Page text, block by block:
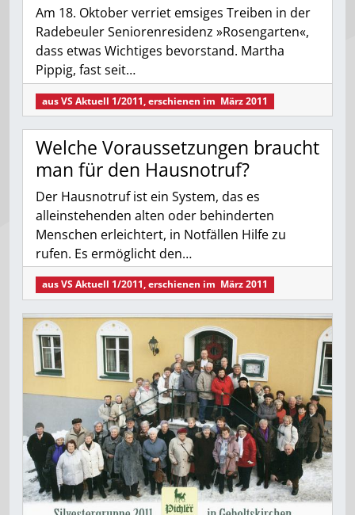
Am 18. Oktober verriet emsiges Treiben in der
Radebeuler Seniorenresidenz »Rosengarten«,
dass etwas Wichtiges bevorstand. Martha
Pippig, fast seit…
ausVS Aktuell 1/2011, erschienen im März 2011
Welche Voraussetzungen braucht
man für den Hausnotruf?
Der Hausnotruf ist ein System, das es
alleinstehenden alten oder behinderten
Menschen erleichtert, in Notfällen Hilfe zu
rufen. Es ermöglicht den…
ausVS Aktuell 1/2011, erschienen im März 2011